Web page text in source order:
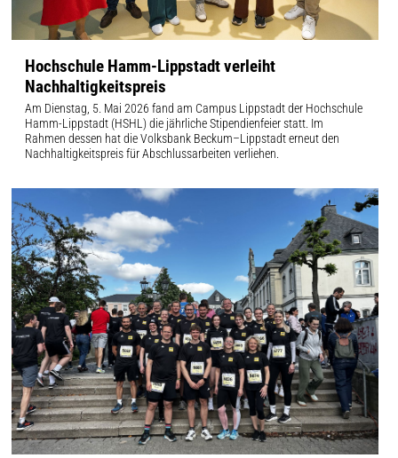
Hochschule Hamm-Lippstadt verleiht
Nachhaltigkeitspreis
Am Dienstag, 5. Mai 2026 fand am Campus Lippstadt der Hochschule
Hamm-Lippstadt (HSHL) die jährliche Stipendienfeier statt. Im
Rahmen dessen hat die Volksbank Beckum–Lippstadt erneut den
Nachhaltigkeitspreis für Abschlussarbeiten verliehen.